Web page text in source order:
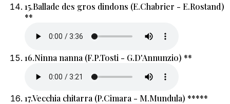
15.Ballade des gros dindons (E.Chabrier - E.Rostand)
**
16.Ninna nanna (F.P.Tosti - G.D'Annunzio) **
17.Vecchia chitarra (P.Cimara - M.Mundula) *****